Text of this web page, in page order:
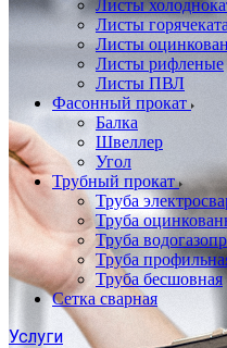
Листы
Листы
Листы
Листы рифленые
Листы ПВЛ
Фасонный прокат
Балка
Швеллер
Угол
Трубный прокат
Труба
Труба
Труба
Труба
Труба бесшовная
Сетка сварная
Услуги